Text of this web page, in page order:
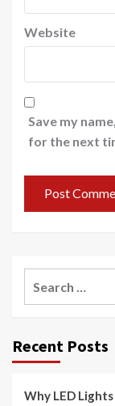
Website
Save my
for the next
Recent Posts
Why LED